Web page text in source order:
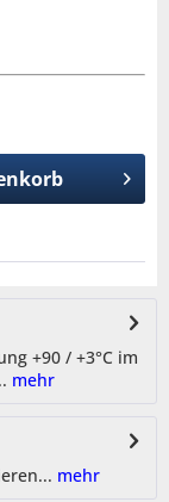
+90 / +3°C im
mehr
mehr